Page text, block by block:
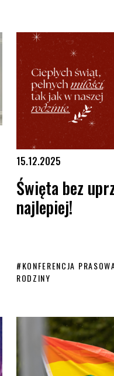
15.12.2025
Święta bez
najlepiej!
#KONFERENCJA
RODZINY